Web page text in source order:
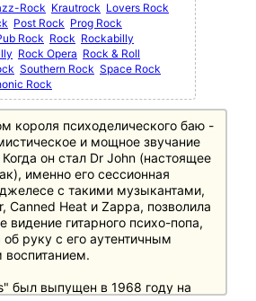
Rock Krautrock Lovers Rock
Post Rock Prog Rock
Rock Rock Rockabilly
Rock Opera Rock & Roll
Southern Rock Space Rock
Rock
короля психоделического баю -
и мощное звучание
он стал Dr John (настоящее
именно его сессионная
с такими музыкантами,
Canned Heat и Zappa, позволила
видение гитарного психо-попа,
руку с его аутентичным
воспитанием.
был выпущен в 1968 году на